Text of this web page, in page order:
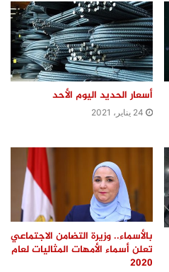
أسعار الحديد اليوم الأحد
24 يناير، 2021
بالأسماء.. وزيرة التضامن الاجتماعي
تعلن أسماء الأمهات المثاليات لعام
2020